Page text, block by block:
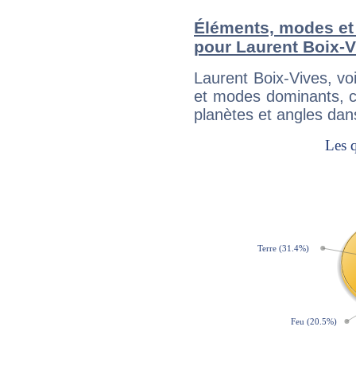
Éléments, modes
pour Laurent Boix-
Laurent Boix-Vives,
et modes dominants,
planètes et angles